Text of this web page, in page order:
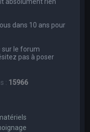
dans 10 ans pour
sur le forum
pas à poser
: 15966